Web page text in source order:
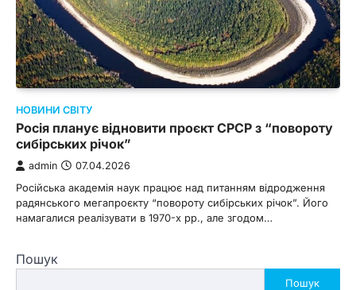
НОВИНИ СВІТУ
Росія планує відновити проєкт СРСР з “повороту
сибірських річок”
admin 07.04.2026
Російська академія наук працює над питанням відродження
радянського мегапроєкту “повороту сибірських річок”. Його
намагалися реалізувати в 1970-х рр., але згодом…
Пошук
Пошук